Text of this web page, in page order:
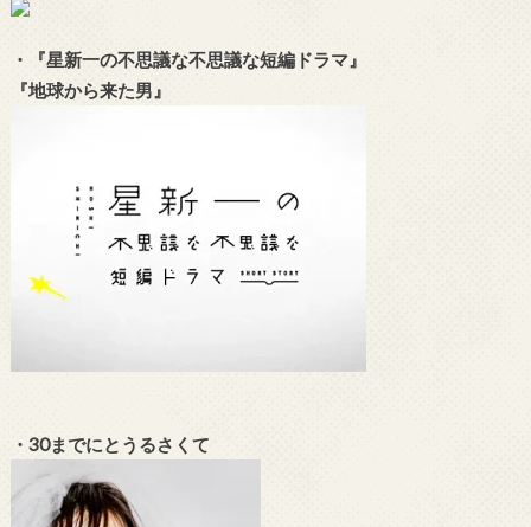
・『星新一の不思議な不思議な短編ドラマ』
『地球から来た男』
・30までにとうるさくて